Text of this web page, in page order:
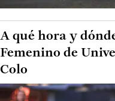
A qué hora y
Femenino de
Colo